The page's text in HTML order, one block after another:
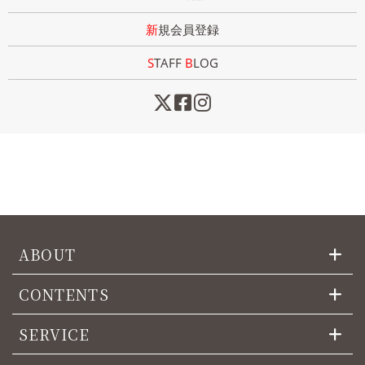
新規会員登録
STAFF BLOG
ABOUT
CONTENTS
SERVICE